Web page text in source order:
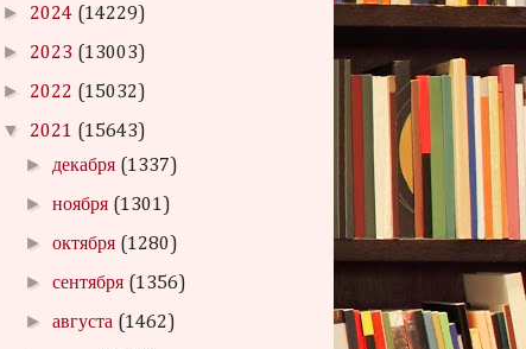
► 2024 (14229)
► 2023 (13003)
► 2022 (15032)
▼ 2021 (15643)
► декабря (1337)
►ноября (1301)
►октября (1280)
►сентября (1356)
►августа (1462)